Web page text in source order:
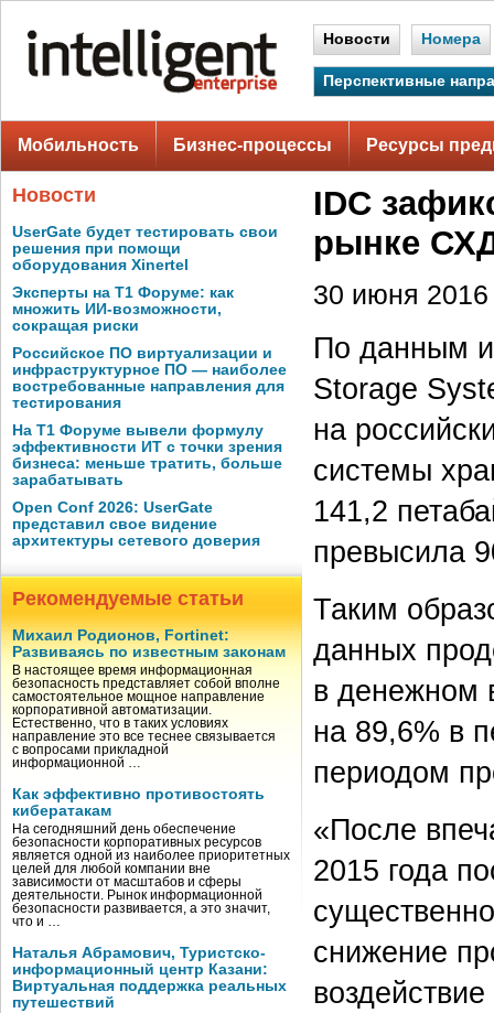
Новости Номера
Перспективные
Мобильность Бизнес-процессы Ресурсы
Новости
UserGate будет тестировать свои
решения при помощи
оборудования Xinertel
Эксперты на Т1 Форуме: как
множить ИИ-возможности,
сокращая риски
Российское ПО виртуализации и
инфраструктурное ПО — наиболее
востребованные направления для
тестирования
На Т1 Форуме вывели формулу
эффективности ИТ с точки зрения
бизнеса: меньше тратить, больше
зарабатывать
Open Conf 2026: UserGate
представил свое видение
архитектуры сетевого доверия
Рекомендуемые статьи
Михаил Родионов, Fortinet:
Развиваясь по известным законам
В настоящее время информационная
безопасность представляет собой вполне
самостоятельное мощное направление
корпоративной автоматизации.
Естественно, что в таких условиях
направление это все теснее связывается
с вопросами прикладной
информационной …
Как эффективно противостоять
кибератакам
На сегодняшний день обеспечение
безопасности корпоративных ресурсов
является одной из наиболее приоритетных
целей для любой компании вне
зависимости от масштабов и сферы
деятельности. Рынок информационной
безопасности развивается, а это значит,
что и …
Наталья Абрамович, Туристско-
информационный центр Казани:
Виртуальная поддержка реальных
путешествий
IDC
рынке
30 июня 2016
По данным
Storage
на
системы
141,2
превысила
Таким
данных
в денежном
на 89,6% в
периодом
«После
2015 года
снижение